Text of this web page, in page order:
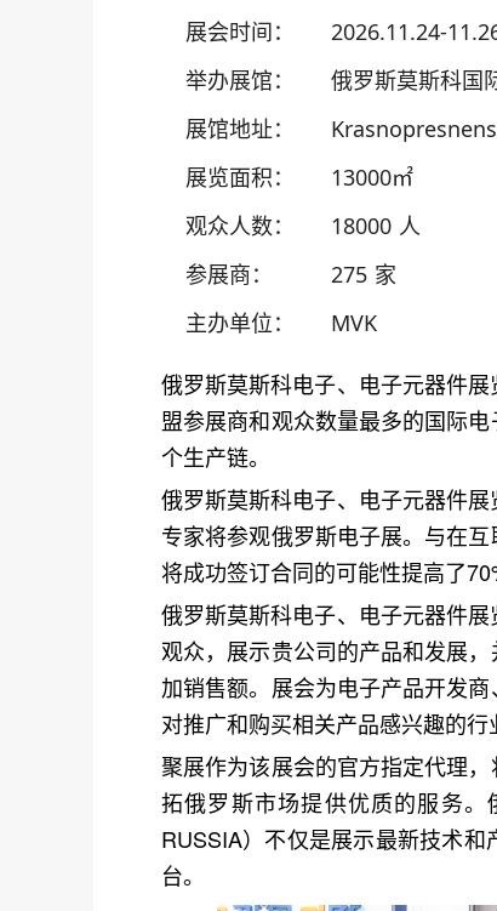
展会时间：
2026.11.24-
举办展馆：
俄罗斯莫斯科国
展馆地址：
展览面积：
13000㎡
观众人数：
18000 人
参展商：
275 家
主办单位：
MVK
俄罗斯莫斯科电子、电子元器件
盟参展商和观众数量最多的国际
个生产链。
俄罗斯莫斯科电子、电子元器件
专家将参观俄罗斯电子展。与在
将成功签订合同的可能性提高了
俄罗斯莫斯科电子、电子元器件
观众，展示贵公司的产品和发展
加销售额。展会为电子产品开发
对推广和购买相关产品感兴趣的行
聚展作为该展会的官方指定代理
拓俄罗斯市场提供优质的服务。
RUSSIA）不仅是展示最新技术
台。